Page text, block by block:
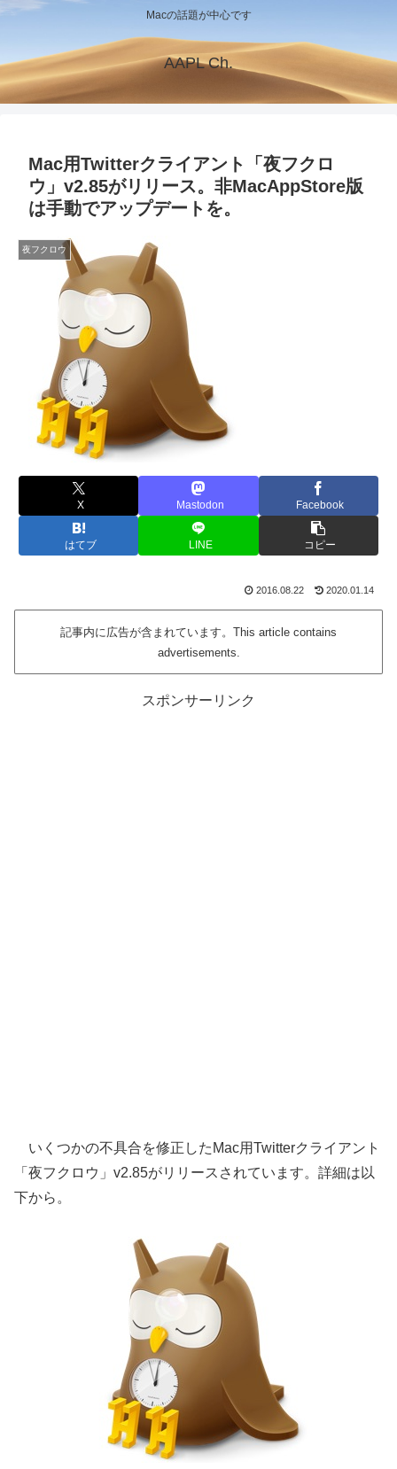
Macの話題が中心です
AAPL Ch.
Mac用Twitterクライアント「夜フクロ
ウ」v2.85がリリース。非MacAppStore版
は手動でアップデートを。
夜フクロウ
X Mastodon Facebook
はてブ LINE コピー
2016.08.22 2020.01.14
記事内に広告が含まれています。This article contains
advertisements.
スポンサーリンク
いくつかの不具合を修正したMac用Twitterクライアント
「夜フクロウ」v2.85がリリースされています。詳細は以
下から。